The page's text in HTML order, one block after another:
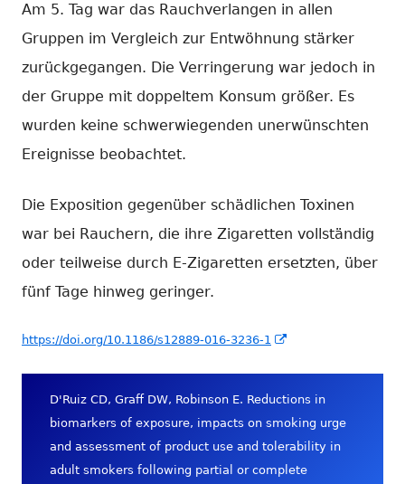
Am 5. Tag war das Rauchverlangen in allen
Gruppen im Vergleich zur Entwöhnung stärker
zurückgegangen. Die Verringerung war jedoch in
der Gruppe mit doppeltem Konsum größer. Es
wurden keine schwerwiegenden unerwünschten
Ereignisse beobachtet.
Die Exposition gegenüber schädlichen Toxinen
war bei Rauchern, die ihre Zigaretten vollständig
oder teilweise durch E-Zigaretten ersetzten, über
fünf Tage hinweg geringer.
https://doi.org/10.1186/s12889-016-3236-1
D'Ruiz CD, Graff DW, Robinson E. Reductions in
biomarkers of exposure, impacts on smoking urge
and assessment of product use and tolerability in
adult smokers following partial or complete